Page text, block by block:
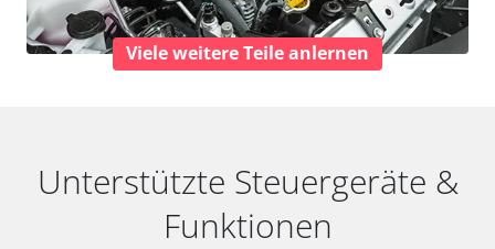
Viele weitere Teile anlernen
Unterstützte Steuergeräte &
Funktionen